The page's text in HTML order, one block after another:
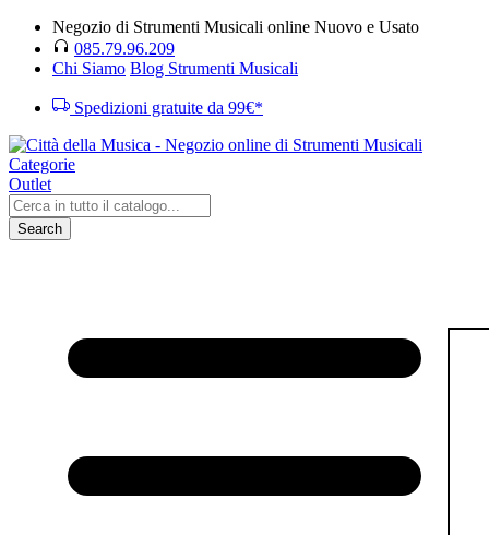
Negozio di Strumenti Musicali online Nuovo e Usato
085.79.96.209
Chi Siamo Blog Strumenti Musicali
Spedizioni gratuite da 99€*
Categorie
Outlet
Search